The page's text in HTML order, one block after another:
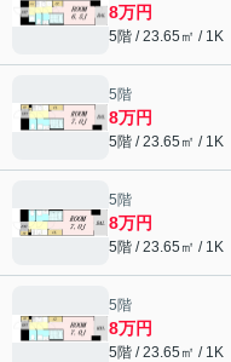
8万円
5階 / 23.65㎡ / 1K
5階
8万円
5階 / 23.65㎡ / 1K
5階
8万円
5階 / 23.65㎡ / 1K
5階
8万円
5階 / 23.65㎡ / 1K